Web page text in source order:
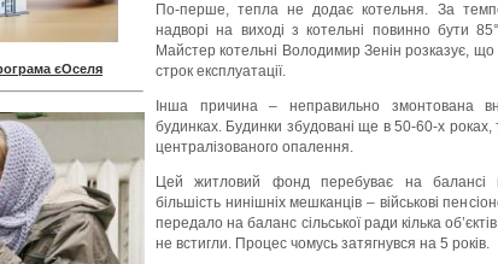
єОселя
По-перше, тепла не додає котельня. За
надворі на виході з котельні повинно бути
Майстер котельні Володимир Зенін розказує, що
строк експлуатації.
Інша причина – неправильно змонтована
будинках. Будинки збудовані ще в 50-60-х роках,
централізованого опалення.
Цей житловий фонд перебуває на балансі
більшість нинішніх мешканців – військові
передало на баланс сільської ради кілька
не встигли. Процес чомусь затягнувся на 5 років.